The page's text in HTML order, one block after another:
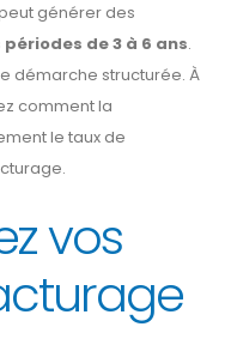
générer des
de 3 à 6 ans.
démarche structurée. À
comment la
le taux de
vos